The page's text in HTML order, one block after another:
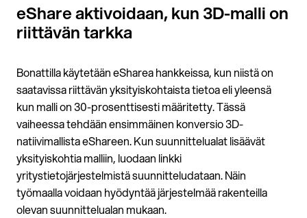
eShare aktivoidaan, kun 3D-malli on
riittävän tarkka
Bonattilla käytetään eSharea hankkeissa, kun niistä on
saatavissa riittävän yksityiskohtaista tietoa eli yleensä
kun malli on 30-prosenttisesti määritetty. Tässä
vaiheessa tehdään ensimmäinen konversio 3D-
natiivimallista eShareen. Kun suunnittelualat lisäävät
yksityiskohtia malliin, luodaan linkki
yritystietojärjestelmistä suunnitteludataan. Näin
työmaalla voidaan hyödyntää järjestelmää rakenteilla
olevan suunnittelualan mukaan.